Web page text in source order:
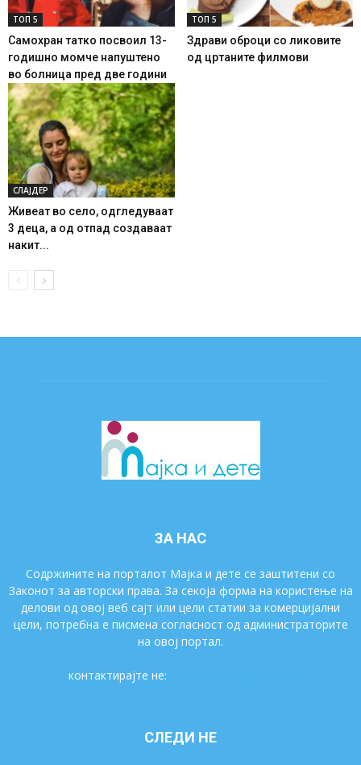
ТОП 5
Самохран татко посвоил 13-
годишно момче напуштено
во болница пред две години
ТОП 5
Здрави оброци со ликовите
од цртаните филмови
СЛАЈДЕР
Живеат во село, одгледуваат
3 деца, а од отпад создаваат
накит...
ЗА НАС
Содржините на порталот Мајка и дете се заштитени со
Законот за авторски права. За секоја форма на користење на
делови од овој веб сајт или цели статии за комерцијални
цели, потребна е писмена согласност од администраторите
на овој портал.
контактирајте не:
СЛЕДИ НЕ